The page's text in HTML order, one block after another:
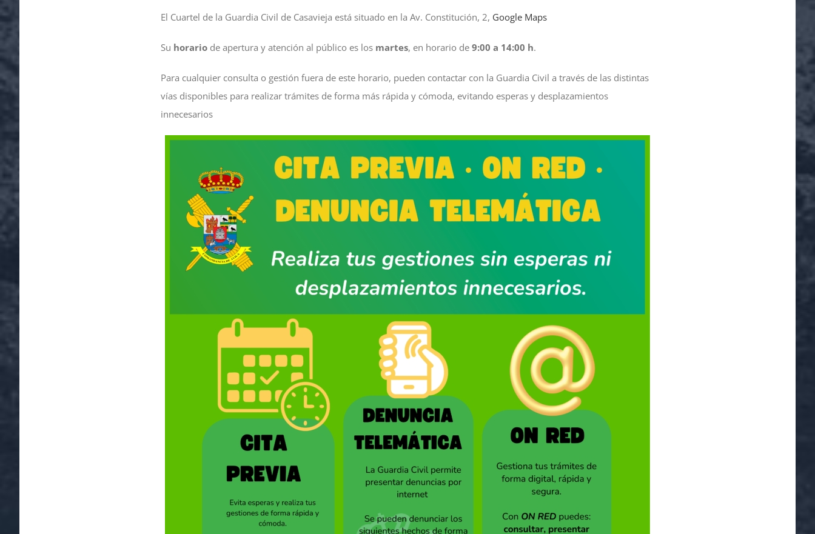
El Cuartel de la Guardia Civil de Casavieja está situado en la Av. Constitución, 2, Google Maps
Su horario deapertura yatención al público es los martes, en horario de9:00 a 14:00 h.
Para cualquier consulta o gestión fuera de este horario, pueden contactar con la Guardia Civil a través de las distintas
vías disponibles para realizar trámites de forma más rápida y cómoda, evitando esperas y desplazamientos
innecesarios